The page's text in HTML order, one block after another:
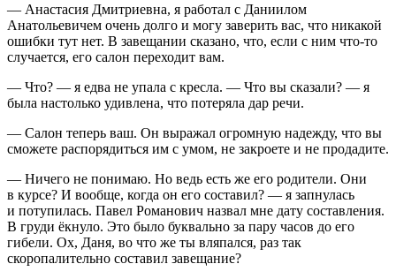
— Анастасия Дмитриевна, я работал с Даниилом
Анатольевичем очень долго и могу заверить вас, что никакой
ошибки тут нет. В завещании сказано, что, если с ним что-то
случается, его салон переходит вам.
— Что? — я едва не упала с кресла. — Что вы сказали? — я
была настолько удивлена, что потеряла дар речи.
— Салон теперь ваш. Он выражал огромную надежду, что вы
сможете распорядиться им с умом, не закроете и не продадите.
— Ничего не понимаю. Но ведь есть же его родители. Они
в курсе? И вообще, когда он его составил? — я запнулась
и потупилась. Павел Романович назвал мне дату составления.
В груди ёкнуло. Это было буквально за пару часов до его
гибели. Ох, Даня, во что же ты вляпался, раз так
скоропалительно составил завещание?